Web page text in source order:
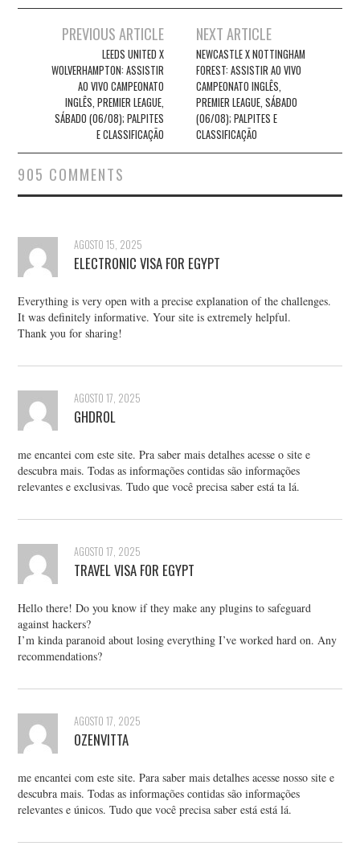
PREVIOUS ARTICLE
LEEDS UNITED X
WOLVERHAMPTON: ASSISTIR
AO VIVO CAMPEONATO
INGLÊS, PREMIER LEAGUE,
SÁBADO (06/08); PALPITES
E CLASSIFICAÇÃO
NEXT ARTICLE
NEWCASTLE X NOTTINGHAM
FOREST: ASSISTIR AO VIVO
CAMPEONATO INGLÊS,
PREMIER LEAGUE, SÁBADO
(06/08); PALPITES E
CLASSIFICAÇÃO
905 COMMENTS
AGOSTO 15, 2025
ELECTRONIC VISA FOR EGYPT
Everything is very open with a precise explanation of the challenges.
It was definitely informative. Your site is extremely helpful.
Thank you for sharing!
AGOSTO 17, 2025
GHDROL
me encantei com este site. Pra saber mais detalhes acesse o site e
descubra mais. Todas as informações contidas são informações
relevantes e exclusivas. Tudo que você precisa saber está ta lá.
AGOSTO 17, 2025
TRAVEL VISA FOR EGYPT
Hello there! Do you know if they make any plugins to safeguard
against hackers?
I’m kinda paranoid about losing everything I’ve worked hard on. Any
recommendations?
AGOSTO 17, 2025
OZENVITTA
me encantei com este site. Para saber mais detalhes acesse nosso site e
descubra mais. Todas as informações contidas são informações
relevantes e únicos. Tudo que você precisa saber está está lá.